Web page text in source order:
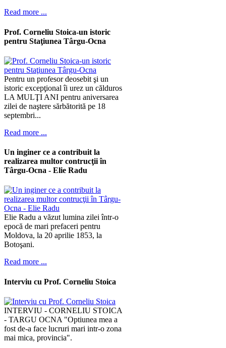
Read more ...
Prof. Corneliu Stoica-un istoric
pentru Staţiunea Târgu-Ocna
Pentru un profesor deosebit şi un
istoric excepţional îi urez un călduros
LA MULŢI ANI pentru aniversarea
zilei de naştere sărbătorită pe 18
septembri...
Read more ...
Un inginer ce a contribuit la
realizarea multor contrucţii în
Târgu-Ocna - Elie Radu
Elie Radu a văzut lumina zilei într-o
epocă de mari prefaceri pentru
Moldova, la 20 aprilie 1853, la
Botoşani.
Read more ...
Interviu cu Prof. Corneliu Stoica
INTERVIU - CORNELIU STOICA
- TARGU OCNA "Optiunea mea a
fost de-a face lucruri mari intr-o zona
mai mica, provincia".